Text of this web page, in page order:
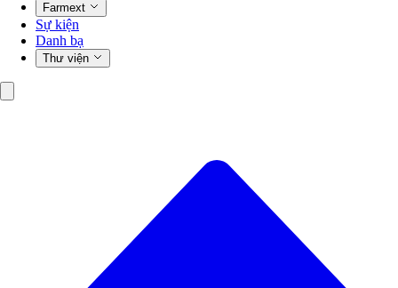
Farmext
Sự kiện
Danh bạ
Thư viện